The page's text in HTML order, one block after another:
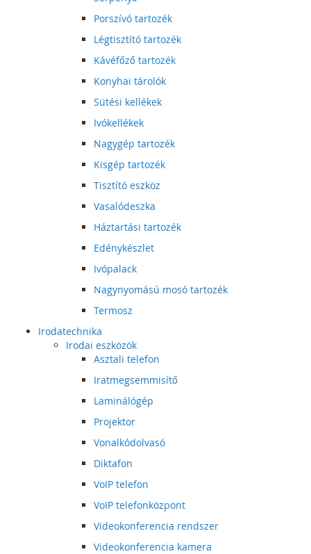
Porszívó tartozék
Légtisztító tartozék
Kávéfőző tartozék
Konyhai tárolók
Sütési kellékek
Ivókellékek
Nagygép tartozék
Kisgép tartozék
Tisztító eszköz
Vasalódeszka
Háztartási tartozék
Edénykészlet
Ivópalack
Nagynyomású mosó tartozék
Termosz
Irodatechnika
Irodai eszközök
Asztali telefon
Iratmegsemmisítő
Laminálógép
Projektor
Vonalkódolvasó
Diktafon
VoIP telefon
VoIP telefonközpont
Videokonferencia rendszer
Videokonferencia kamera